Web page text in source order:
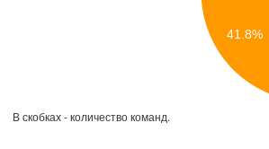
41.8%
В скобках - количество команд.